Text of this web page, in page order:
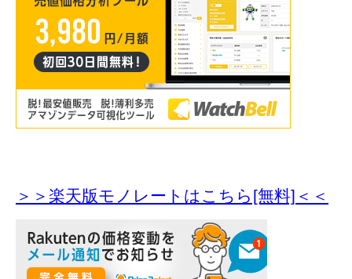
＞＞楽天版モノレートはこちら[無料]＜＜